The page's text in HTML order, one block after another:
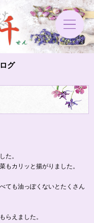
グ
た。
もカリッと揚がりました。
ても油っぽくないとたくさん
らえました。